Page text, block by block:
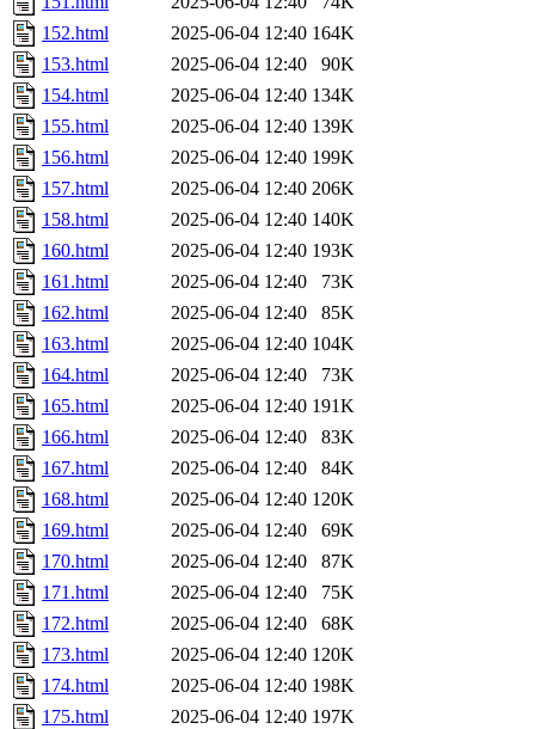
152.html
2025-06-04 12:40 164K
153.html
2025-06-04 12:40
90K
154.html
2025-06-04 12:40 134K
155.html
2025-06-04 12:40 139K
156.html
2025-06-04 12:40 199K
157.html
2025-06-04 12:40 206K
158.html
2025-06-04 12:40 140K
160.html
2025-06-04 12:40 193K
161.html
2025-06-04 12:40
73K
162.html
2025-06-04 12:40
85K
163.html
2025-06-04 12:40 104K
164.html
2025-06-04 12:40
73K
165.html
2025-06-04 12:40 191K
166.html
2025-06-04 12:40
83K
167.html
2025-06-04 12:40
84K
168.html
2025-06-04 12:40 120K
169.html
2025-06-04 12:40
69K
170.html
2025-06-04 12:40
87K
171.html
2025-06-04 12:40
75K
172.html
2025-06-04 12:40
68K
173.html
2025-06-04 12:40 120K
174.html
2025-06-04 12:40 198K
175.html
2025-06-04 12:40 197K